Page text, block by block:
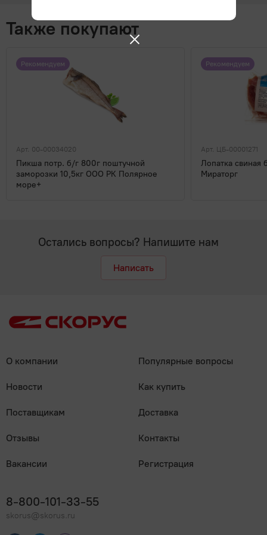
Также покупают
Рекомендуем
Арт. 00-00034020
Пикша потр. б/г 800г поштучной
заморозки 10,5кг ООО РК Полярное
море+
Рекомендуем
Арт. ЦБ-00001271
Лопатка
Мираторг
Остались вопросы? Напишите нам
Написать
О компании
Новости
Поставщикам
Отзывы
Вакансии
Популярные вопросы
Как купить
Доставка
Контакты
Регистрация
8-800-101-33-55
skorus@skorus.ru